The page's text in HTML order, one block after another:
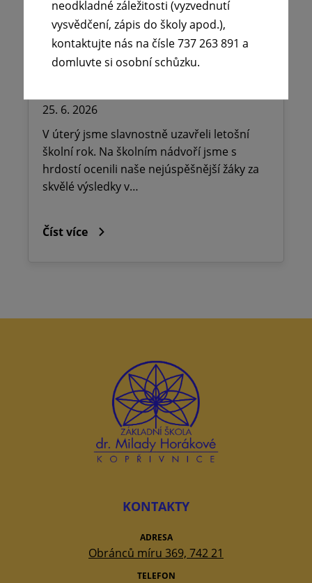
☀️Slavnostní ukončení školního
25. 6. 2026
V úterý jsme slavnostně uzavřeli letošní
školní rok. Na školním nádvoří jsme s
hrdostí ocenili naše nejúspěšnější žáky za
skvělé výsledky v…
Číst více
KONTAKTY
ADRESA
Obránců míru 369, 742 21
TELEFON
neodkladné záležitosti (vyzvednutí
vysvědčení, zápis do školy apod.),
kontaktujte nás na čísle 737 263 891 a
domluvte si osobní schůzku.